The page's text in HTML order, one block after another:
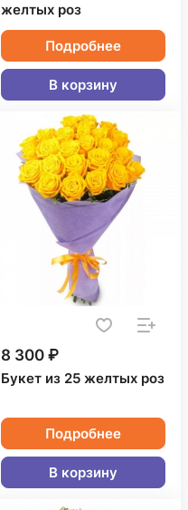
желтых роз
Подробнее
В корзину
8 300 ₽
Букет из 25 желтых роз
Подробнее
В корзину